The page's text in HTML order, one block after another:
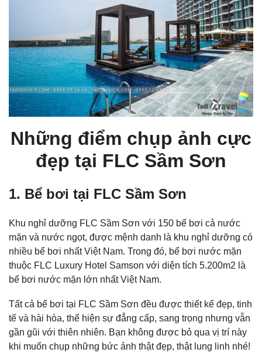
Những điểm chụp ảnh cực
đẹp tại FLC Sầm Sơn
1. Bể bơi tại FLC Sầm Sơn
Khu nghỉ dưỡng FLC Sầm Sơn với 150 bể bơi cả nước
mặn và nước ngọt, được mệnh danh là khu nghỉ dưỡng có
nhiều bể bơi nhất Việt Nam. Trong đó, bể bơi nước mặn
thuộc FLC Luxury Hotel Samson với diện tích 5.200m2 là
bể bơi nước mặn lớn nhất Việt Nam.
Tất cả bể bơi tại FLC Sầm Sơn đều được thiết kế đẹp, tinh
tế và hài hòa, thể hiện sự đẳng cấp, sang trọng nhưng vẫn
gần gũi với thiên nhiên. Bạn không được bỏ qua vị trí này
khi muốn chụp những bức ảnh thật đẹp, thật lung linh nhé!